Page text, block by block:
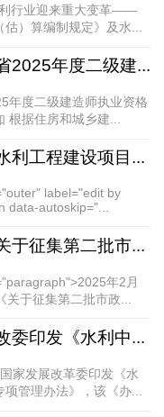
行业迎来重大变革——
估）算编制规定》及水...
2025年度二级建...
年度二级建造师执业资格
考试考务工作的通知 根据住房和城乡建...
利工程建设项目...
label="edit by
data-autoskip="...
于征集第二批市...
年2月
于征集第二批市政...
委印发《水利中...
家发展改革委印发《水
管理办法》，该《办...